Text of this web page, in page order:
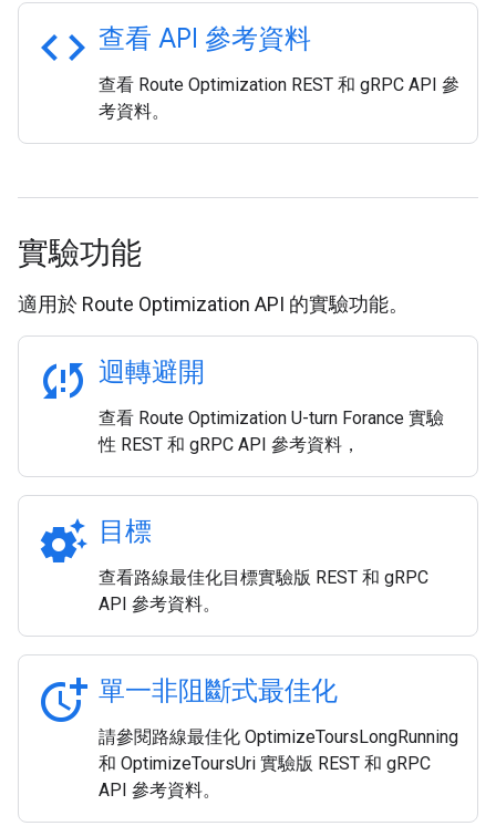
code 查看 API 參考資料
查看 Route Optimization REST 和 gRPC API 參
考資料。
實驗功能
適用於 Route Optimization API 的實驗功能。
sync_problem 迴轉避開
查看 Route Optimization U-turn Forance 實驗
性 REST 和 gRPC API 參考資料，
settings_suggest 目標
查看路線最佳化目標實驗版 REST 和 gRPC
API 參考資料。
more_time 單一非阻斷式最佳化
請參閱路線最佳化 OptimizeToursLongRunning
和 OptimizeToursUri 實驗版 REST 和 gRPC
API 參考資料。